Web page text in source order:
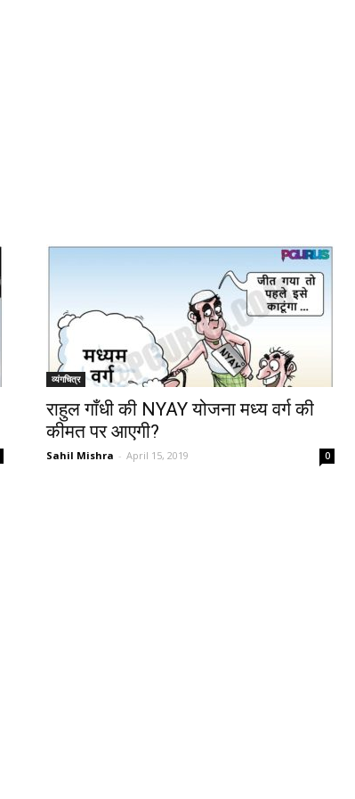
व्यंगचित्र
राहुल गाँधी की NYAY योजना मध्य वर्ग की
कीमत पर आएगी?
Sahil Mishra - April 15, 2019 0